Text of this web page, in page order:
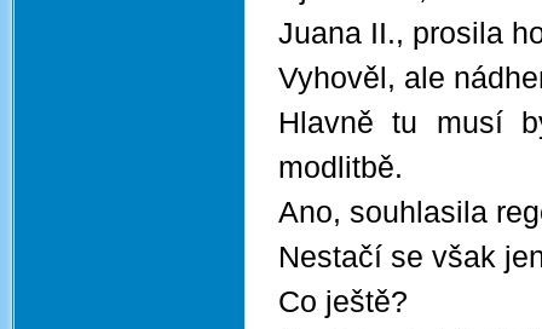
Juana II., prosila
Vyhověl, ale
Hlavně tu musí
modlitbě.
Ano, souhlasila
Nestačí se však
Co ještě?